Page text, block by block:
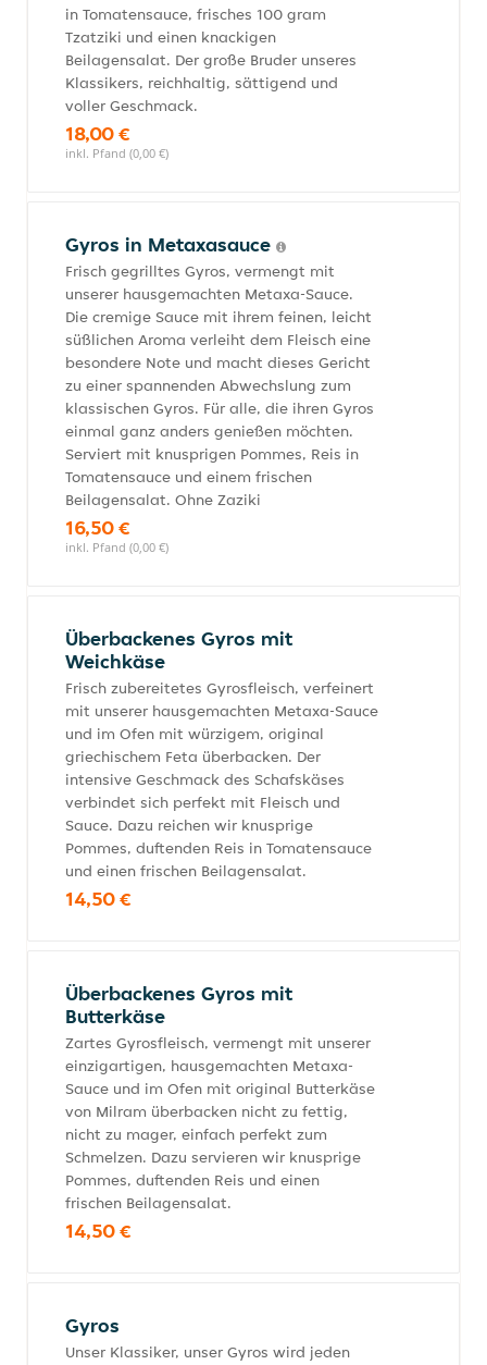
in Tomatensauce, frisches 100 gram
Tzatziki und einen knackigen
Beilagensalat. Der große Bruder unseres
Klassikers, reichhaltig, sättigend und
voller Geschmack.
18,00 €
inkl. Pfand (0,00 €)
Gyros in Metaxasauce
Frisch gegrilltes Gyros, vermengt mit
unserer hausgemachten Metaxa-Sauce.
Die cremige Sauce mit ihrem feinen, leicht
süßlichen Aroma verleiht dem Fleisch eine
besondere Note und macht dieses Gericht
zu einer spannenden Abwechslung zum
klassischen Gyros. Für alle, die ihren Gyros
einmal ganz anders genießen möchten.
Serviert mit knusprigen Pommes, Reis in
Tomatensauce und einem frischen
Beilagensalat. Ohne Zaziki
16,50 €
inkl. Pfand (0,00 €)
Überbackenes Gyros mit
Weichkäse
Frisch zubereitetes Gyrosfleisch, verfeinert
mit unserer hausgemachten Metaxa-Sauce
und im Ofen mit würzigem, original
griechischem Feta überbacken. Der
intensive Geschmack des Schafskäses
verbindet sich perfekt mit Fleisch und
Sauce. Dazu reichen wir knusprige
Pommes, duftenden Reis in Tomatensauce
und einen frischen Beilagensalat.
14,50 €
Überbackenes Gyros mit
Butterkäse
Zartes Gyrosfleisch, vermengt mit unserer
einzigartigen, hausgemachten Metaxa-
Sauce und im Ofen mit original Butterkäse
von Milram überbacken nicht zu fettig,
nicht zu mager, einfach perfekt zum
Schmelzen. Dazu servieren wir knusprige
Pommes, duftenden Reis und einen
frischen Beilagensalat.
14,50 €
Gyros
Unser Klassiker, unser Gyros wird jeden